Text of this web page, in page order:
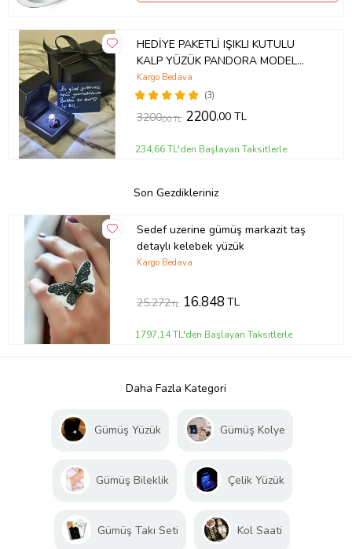
HEDİYE PAKETLİ IŞIKLI KUTULU
KALP YÜZÜK PANDORA MODEL
YÜZÜK
(3)
Kargo Bedava
3200,00 TL 2200,00 TL
234,66 TL'den Başlayan Taksitlerle
Son Gezdikleriniz
Sedef uzerine gümüş markazit taş
detaylı kelebek yüzük
Kargo Bedava
25.272TL 16.848TL
1797,14 TL'den Başlayan Taksitlerle
Daha Fazla Kategori
Gümüş Yüzük Gümüş Kolye
Gümüş Bileklik Çelik Yüzük
Gümüş Takı Seti Kol Saati